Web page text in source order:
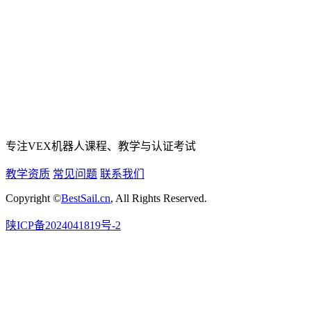
专注VEX机器人课程、教学与认证考试
教学资质 常见问题 联系我们
Copyright ©BestSail.cn, All Rights Reserved.
陕ICP备2024041819号-2